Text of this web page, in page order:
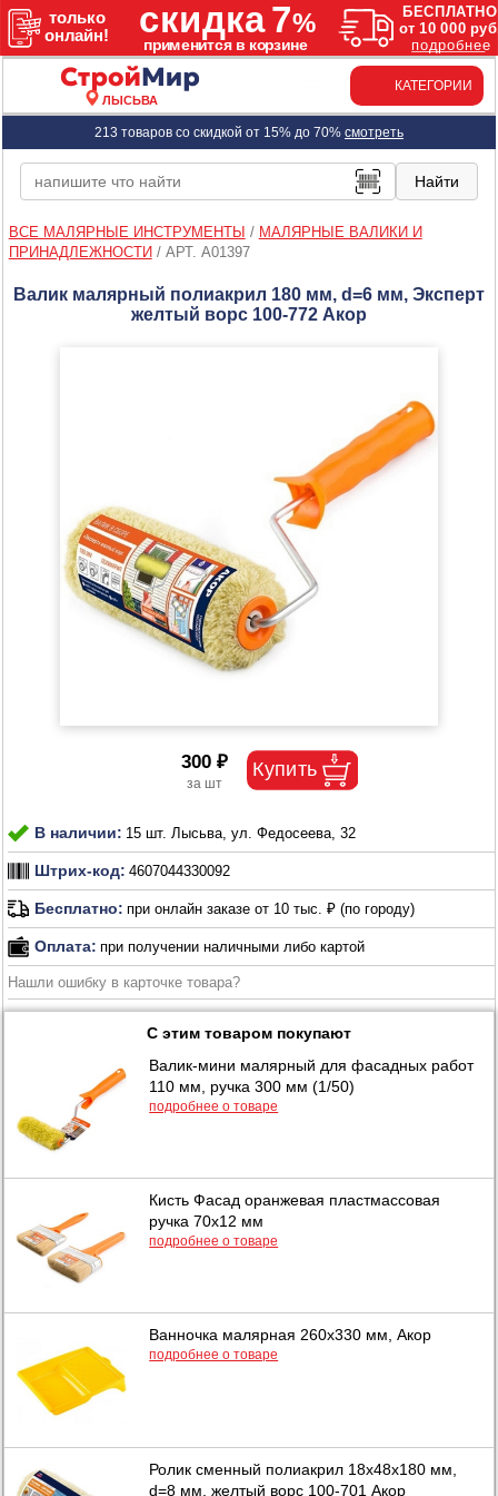
ЛЫСЬВА
КАТЕГОРИИ
213 товаров со скидкой от 15% до 70% смотреть
ВСЕ МАЛЯРНЫЕ ИНСТРУМЕНТЫ / МАЛЯРНЫЕ ВАЛИКИ И
ПРИНАДЛЕЖНОСТИ / АРТ. A01397
Валик малярный полиакрил 180 мм, d=6 мм, Эксперт
желтый ворс 100-772 Акор
300 ₽
В наличии: 15 шт. Лысьва, ул. Федосеева, 32
Штрих-код: 4607044330092
Бесплатно: при онлайн заказе от 10 тыс. ₽ (по городу)
Оплата: при получении наличными либо картой
Нашли ошибку в карточке товара?
С этим товаром покупают
Валик-мини малярный для фасадных работ
110 мм, ручка 300 мм (1/50)
подробнее о товаре
Кисть Фасад оранжевая пластмассовая
ручка 70х12 мм
подробнее о товаре
Ванночка малярная 260х330 мм, Акор
подробнее о товаре
Ролик сменный полиакрил 18х48х180 мм,
d=8 мм, желтый ворс 100-701 Акор